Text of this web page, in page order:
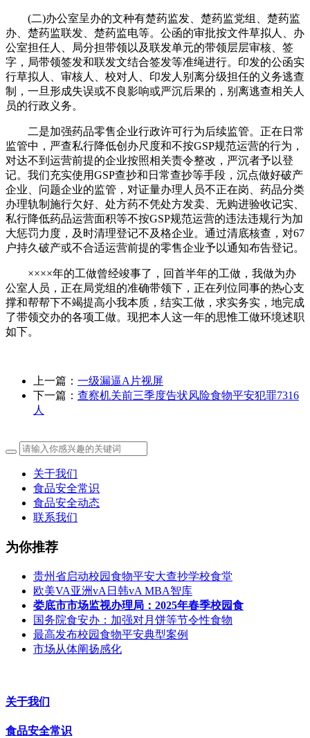
(二)办公室呈办的文种有楚药监发、楚药监党组、楚药监
办、楚药监联发、楚药监电等。公函的审批按文件草拟人、办
公室担任人、局分担带领以及联发单元的带领层层审核、签
字，局带领签发和联发文结合签发等准绳进行。印发的公函实
行草拟人、审核人、校对人、印发人别离分级担任的义务逃查
制，一旦形成失误或不良影响或严沉后果的，别离逃查相关人
员的行政义务。
二是加强药品零售企业行政许可行为后续监管。正在日常
监管中，严查私行降低创办尺度和不按GSP规范运营的行为，
对达不到运营前提的企业按照相关责令整改，严沉者予以登
记。我们充实使用GSP查抄和日常查抄等手段，沉点做好破产
企业、问题企业的监管，对证量办理人员不正在岗、药品分类
办理轨制施行欠好、处方药不凭处方发卖、无购进验收记实、
私行降低药品运营面积等不按GSP规范运营的违法违规行为加
大惩罚力度，及时清理登记不及格企业。通过清底核查，对67
户持久破产或不合适运营前提的零售企业予以通知布告登记。
××××年的工做曾经竣事了，回首半年的工做，我做为办
公室人员，正在局党组的准确带领下，正在列位同事的热心支
撑和帮帮下不竭提高小我本质，结实工做，求实务实，地完成
了带领交办的各项工做。现把本人这一年的思惟工做环境述职
如下。
上一篇： 一级漏逼A片视屏
下一篇： 查察机关前三季度告状风险食物平安犯罪7316
人
关于我们
食品安全常识
食品安全动态
联系我们
为你推荐
贵州省启动校园食物平安大查抄学校食堂
欧美VA亚洲vA日韩vA MBA智库
娄底市市场监视办理局：2025年春季校园食
国务院食安办：加强对月饼等节令性食物
最高发布校园食物平安典型案例
市场从体阐扬感化
关于我们
食品安全常识